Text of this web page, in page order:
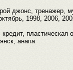
джонс, тренажер,
1998, 2006,
пластическая
анапа